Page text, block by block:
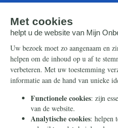
Steun ons
Nieuwsbrief
Eenmalig
Maandelijks
Periodiek